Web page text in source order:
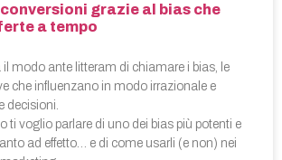
grazie al bias che
a tempo
il modo ante litteram di chiamare i bias, le
che influenzano in modo irrazionale e
decisioni.
ti voglio parlare di uno dei bias più potenti e
ad effetto… e di come usarli (e non) nei